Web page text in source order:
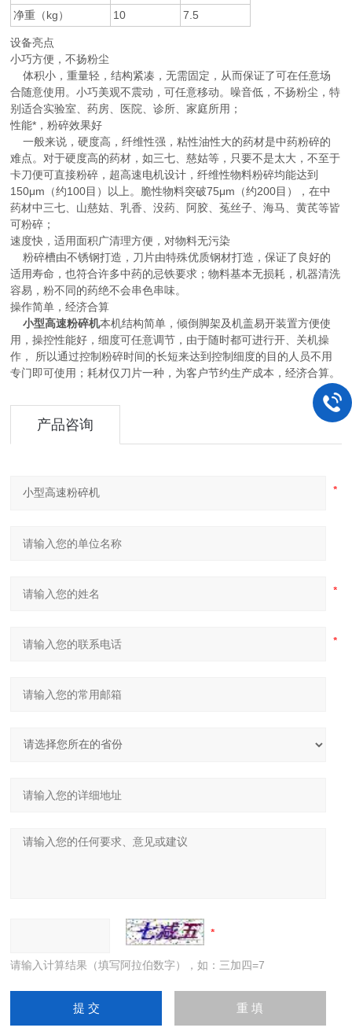
净重（kg）
10 7.5
设备亮点
小巧方便，不扬粉尘
体积小，重量轻，结构紧凑，无需固定，从而保证了可在任意场
合随意使用。小巧美观不震动，可任意移动。噪音低，不扬粉尘，特
别适合实验室、药房、医院、诊所、家庭所用；
性能*，粉碎效果好
一般来说，硬度高，纤维性强，粘性油性大的药材是中药粉碎的
难点。对于硬度高的药材，如三七、慈姑等，只要不是太大，不至于
卡刀便可直接粉碎，超高速电机设计，纤维性物料粉碎均能达到
150μm（约100目）以上。脆性物料突破75μm（约200目），在中
药材中三七、山慈姑、乳香、没药、阿胶、菟丝子、海马、黄芪等皆
可粉碎；
速度快，适用面积广清理方便，对物料无污染
粉碎槽由不锈钢打造，刀片由特殊优质钢材打造，保证了良好的
适用寿命，也符合许多中药的忌铁要求；物料基本无损耗，机器清洗
容易，粉不同的药绝不会串色串味。
操作简单，经济合算
小型高速粉碎机本机结构简单，倾倒脚架及机盖易开装置方便使
用，操控性能好，细度可任意调节，由于随时都可进行开、关机操
作， 所以通过控制粉碎时间的长短来达到控制细度的目的人员不用
专门即可使用；耗材仅刀片一种，为客户节约生产成本，经济合算。
产品咨询
请输入计算结果（填写阿拉伯数字），如：三加四=7